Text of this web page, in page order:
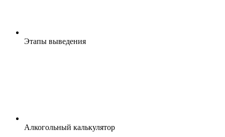
Этапы выведения
Алкогольный калькулятор